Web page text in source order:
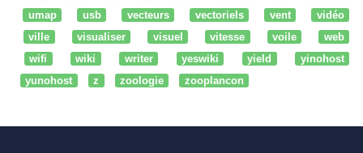
umap
usb vecteurs vectoriels vent
vidéo
ville
visualiser visuel vitesse voile
web
wifi
wiki writer yeswiki yield
yinohost
yunohost
z zoologie zooplancon